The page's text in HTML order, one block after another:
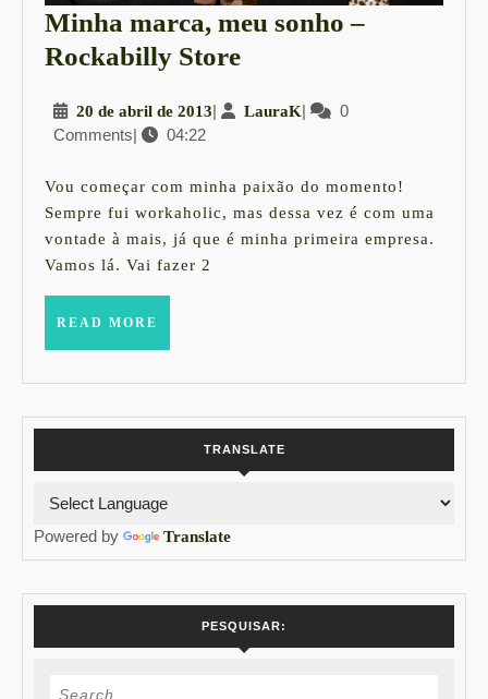
Minha marca, meu sonho –
Rockabilly StoreMinha
meu
–
Rockabilly
Store
20 de abril de 201320
de
| LauraKLauraK
|
0
Comments| 04:22
Vou começar com minha paixão do momento!
Sempre fui workaholic, mas dessa vez é com uma
vontade à mais, já que é minha primeira empresa.
Vamos lá. Vai fazer 2
READ MORE
TRANSLATE
Powered by Translate
PESQUISAR:
Search